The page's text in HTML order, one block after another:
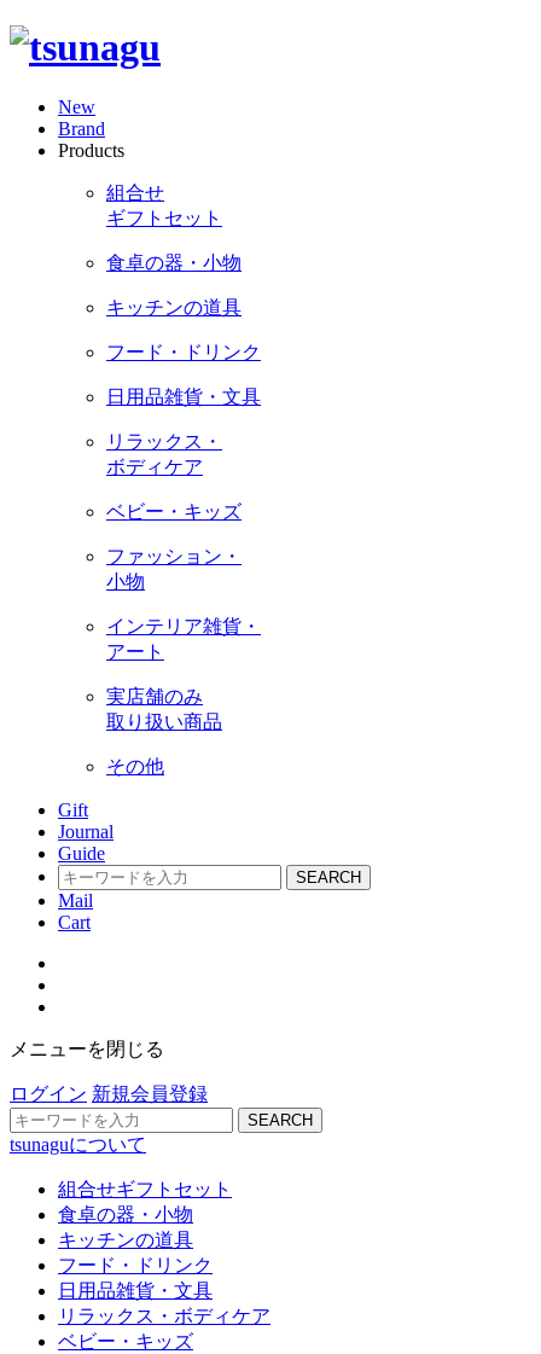
New
Brand
Products
組合せ
ギフトセット
食卓の器・小物
キッチンの道具
フード・ドリンク
日用品雑貨・文具
リラックス・
ボディケア
ベビー・キッズ
ファッション・
小物
インテリア雑貨・
アート
実店舗のみ
取り扱い商品
その他
Gift
Journal
Guide
SEARCH
Mail
Cart
メニューを閉じる
ログイン 新規会員登録
SEARCH
tsunaguについて
組合せギフトセット
食卓の器・小物
キッチンの道具
フード・ドリンク
日用品雑貨・文具
リラックス・ボディケア
ベビー・キッズ